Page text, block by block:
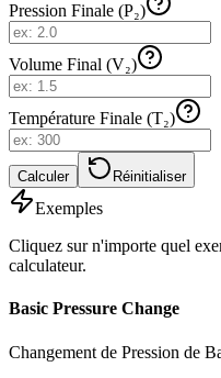
Pression Finale (P₂)
Volume Final (V₂)
Température Finale (T₂)
Calculer Réinitialiser
Exemples
Cliquez sur n'importe quel
calculateur.
Basic Pressure Change
Changement de Pression de